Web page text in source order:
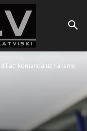
komandā uz nākamo